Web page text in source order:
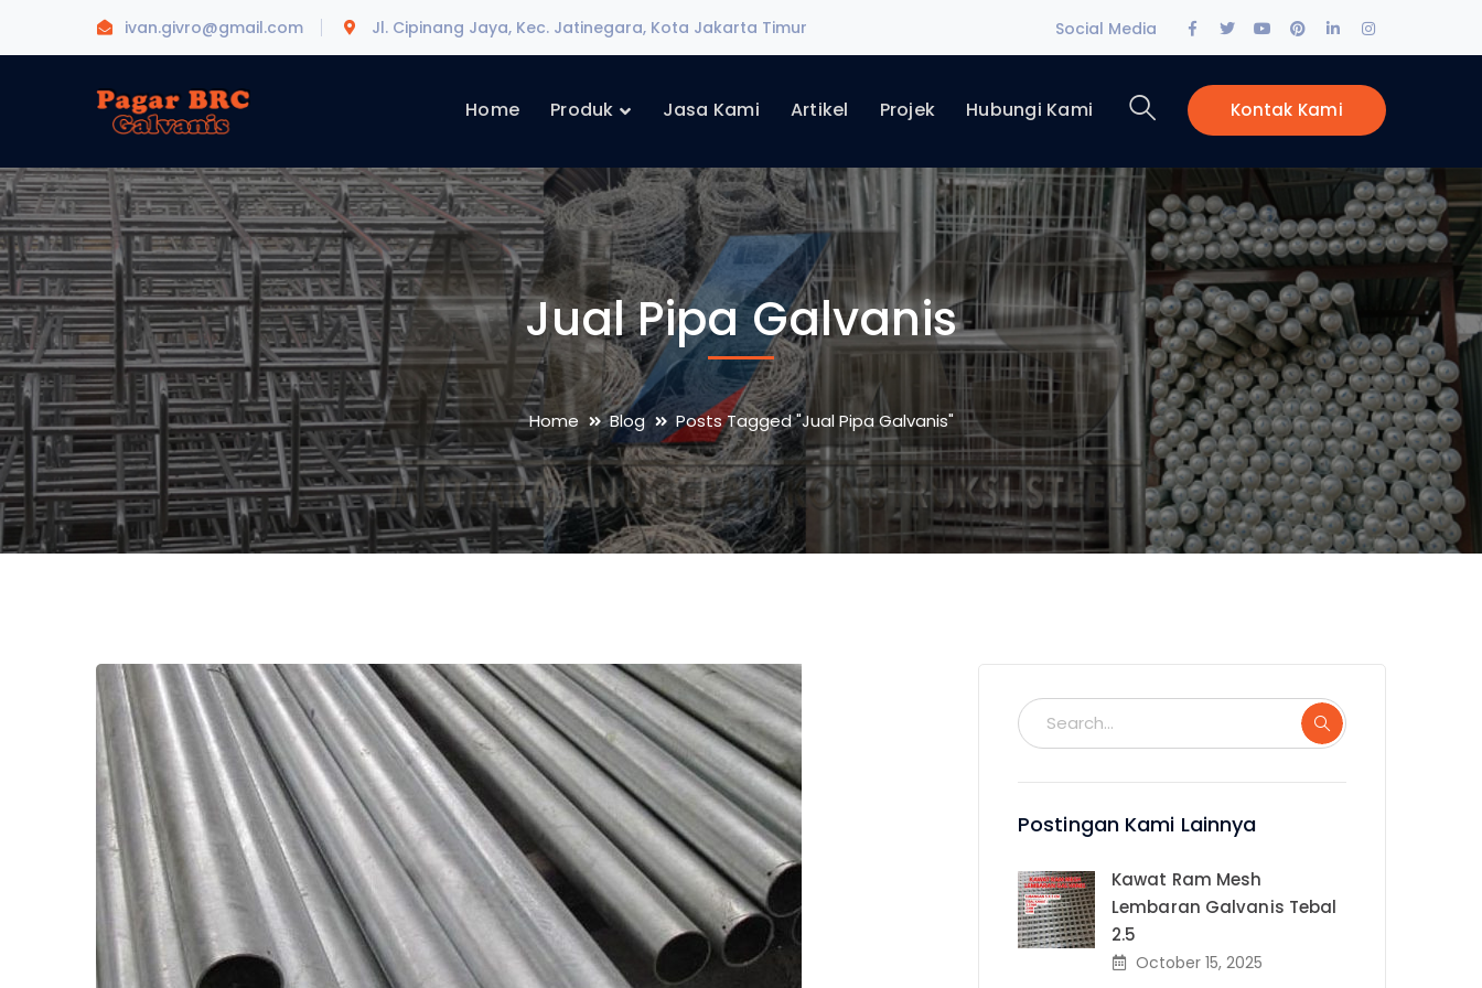
ivan.givro@gmail.com Jl. Cipinang Jaya, Kec. Jatinegara, Kota Jakarta Timur Social Media
Facebook
Profile
Twitter
Profile
Youtube
Profile
Pinterest
Profile
LinkedIn
Profile
Instagram
Profile
Kontak Kami
Home Produk Jasa Kami Artikel Projek Hubungi Kami
Jual Pipa Galvanis
Home Blog Posts Tagged "Jual Pipa Galvanis"
Postingan Kami Lainnya
Kawat Ram Mesh
Lembaran Galvanis Tebal
2.5
October 15, 2025